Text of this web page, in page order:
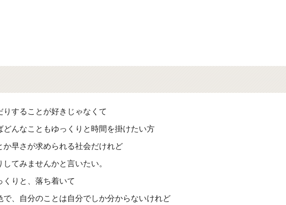
りすることが好きじゃなくて
どんなこともゆっくりと時間を掛けたい方
か早さが求められる社会だけれど
てみませんかと言いたい。
くりと、落ち着いて
で、自分のことは自分でしか分からないけれど